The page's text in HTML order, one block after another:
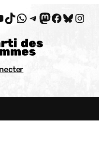
TikTok
WhatsApp
Telegram
Mastodon
Facebook
Bluesky